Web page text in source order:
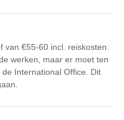
€55-60 incl. reiskosten.
werken, maar er moet ten
International Office. Dit